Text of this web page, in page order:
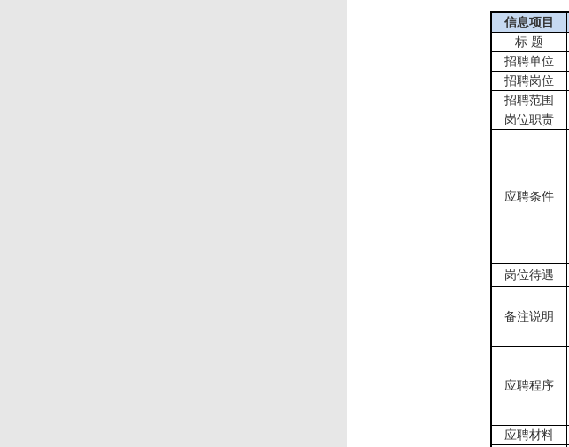
信息项目
标 题
招聘单位
招聘岗位
招聘范围
岗位职责
应聘条件
岗位待遇
备注说明
应聘程序
应聘材料